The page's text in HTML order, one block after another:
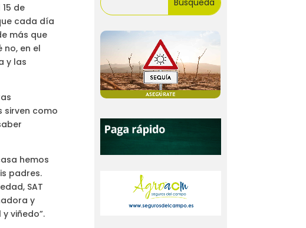
de
cada día
más que
en el
y las
sirven como
hemos
padres.
SAT
y
viñedo”.